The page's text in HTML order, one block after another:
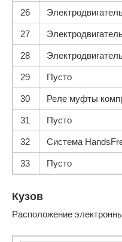
26
27
28
29 Пусто
30 Реле муфты
31 Пусто
32 Система
33 Пусто
Кузов
Расположение